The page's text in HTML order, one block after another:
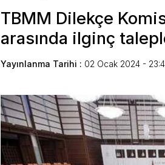
TBMM Dilekçe
arasında ilginç
Yayınlanma Tarihi : 02 Ocak 2024 -